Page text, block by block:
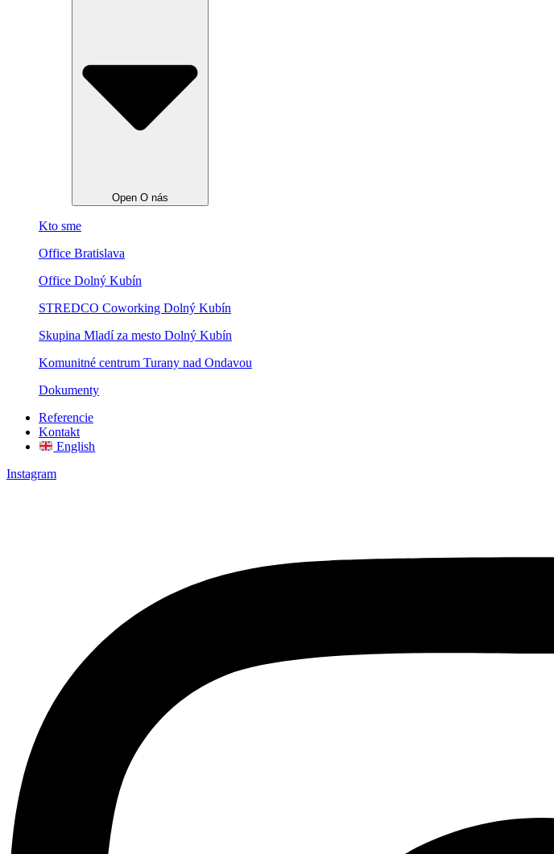
Open O nás
Kto sme
Office Bratislava
Office Dolný Kubín
STREDCO Coworking Dolný Kubín
Skupina Mladí za mesto Dolný Kubín
Komunitné centrum Turany nad Ondavou
Dokumenty
Referencie
Kontakt
English
Instagram